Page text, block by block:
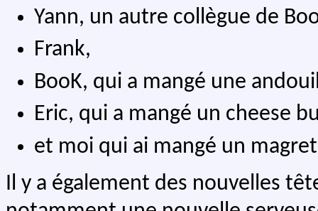
Yann, un autre collègue de
Frank,
BooK, qui a mangé une
Eric, qui a mangé un cheese
et moi qui ai mangé un
Il y a également des nouvelles